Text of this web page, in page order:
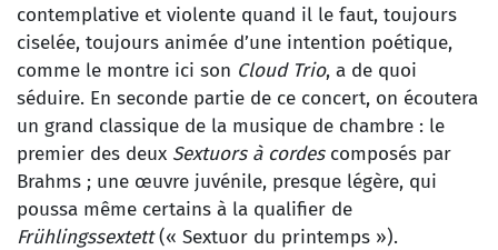
contemplative et violente quand il le faut, toujours
ciselée, toujours animée d’une intention poétique,
comme le montre ici son Cloud Trio, a de quoi
séduire. En seconde partie de ce concert, on écoutera
un grand classique de la musique de chambre : le
premier des deux Sextuors à cordescomposés par
Brahms ; une œuvre juvénile, presque légère, qui
poussa même certains à la qualifier de
Frühlingssextett(« Sextuor du printemps »).